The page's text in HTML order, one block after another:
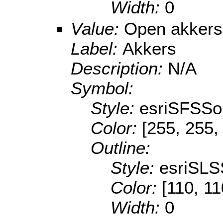
Width: 0
Value: Open akkers
Label: Akkers
Description: N/A
Symbol:
Style:
Color: [255,
Outline:
Style:
Color: [110,
Width: 0